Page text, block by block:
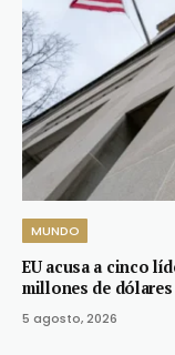
MUNDO
EU acusa a cinco
millones de
5 agosto, 2026